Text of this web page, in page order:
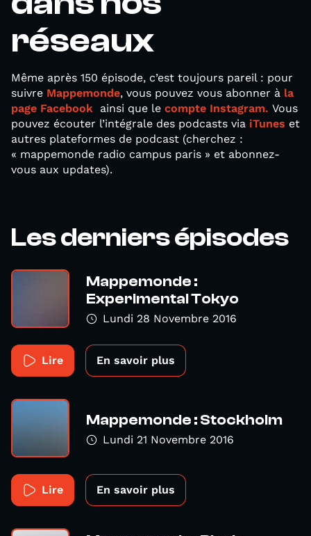
réseaux
Même après 150 épisode, c’est toujours pareil : pour
suivre Mappemonde, vous pouvez vous abonner à la
page Facebook ainsi que le compte Instagram. Vous
pouvez écouter l’intégrale des podcasts via iTunes et
autres plateformes de podcast (cherchez :
« mappemonde radio campus paris » et abonnez-
vous aux updates).
Les derniers épisodes
Mappemonde :
Experimental Tokyo
Lundi 28 Novembre 2016
Lire En savoir plus
Mappemonde : Stockholm
Lundi 21 Novembre 2016
Lire En savoir plus